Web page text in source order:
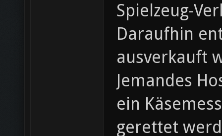
Spielzeug-
Daraufhin
ausverkauft
Jemandes
ein
gerettet